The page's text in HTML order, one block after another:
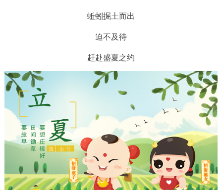
蚯蚓掘土而出
迫不及待
赶赴盛夏之约